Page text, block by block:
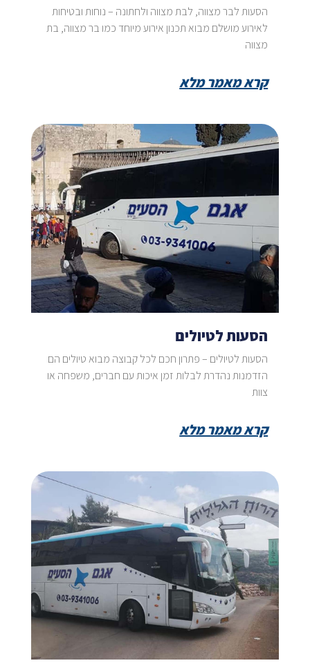
הסעות לבר מצווה, לבת מצווה ולחתונה – נוחות ובטיחות
לאירוע מושלם מבוא תכנון אירוע מיוחד כמו בר מצווה, בת
מצווה
קרא מאמר מלא
הסעות לטיולים
הסעות לטיולים – פתרון חכם לכל קבוצה מבוא טיולים הם
הזדמנות נהדרת לבלות זמן איכות עם חברים, משפחה או
צוות
קרא מאמר מלא